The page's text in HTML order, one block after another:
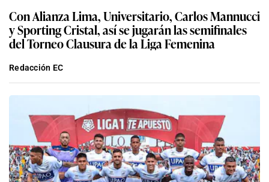
Con Alianza Lima, Universitario, Carlos Mannucci
y Sporting Cristal, así se jugarán las semifinales
del Torneo Clausura de la Liga Femenina
Redacción EC